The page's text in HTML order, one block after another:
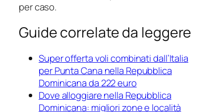
per caso.
Guide correlate da leggere
Super offerta voli combinati dall’Italia
per Punta Cana nella Repubblica
Dominicana da 222 euro
Dove alloggiare nella Repubblica
Dominicana: migliori zone e località